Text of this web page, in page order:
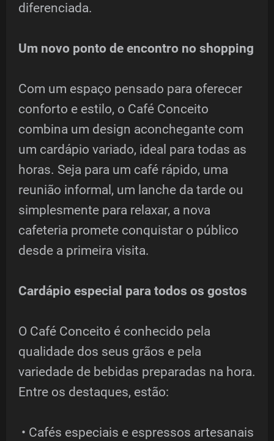
diferenciada.
Um novo ponto de encontro no shopping
Com um espaço pensado para oferecer
conforto e estilo, o Café Conceito
combina um design aconchegante com
um cardápio variado, ideal para todas as
horas. Seja para um café rápido, uma
reunião informal, um lanche da tarde ou
simplesmente para relaxar, a nova
cafeteria promete conquistar o público
desde a primeira visita.
Cardápio especial para todos os gostos
O Café Conceito é conhecido pela
qualidade dos seus grãos e pela
variedade de bebidas preparadas na hora.
Entre os destaques, estão:
• Cafés especiais e espressos artesanais